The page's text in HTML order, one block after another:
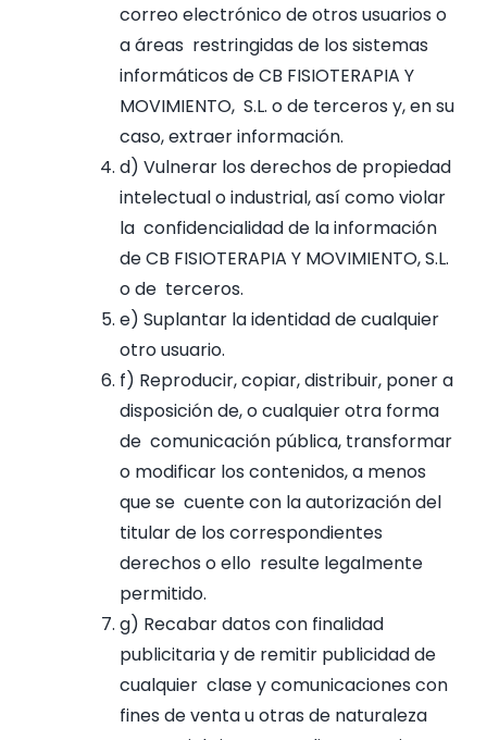
correo electrónico de otros usuarios o
a áreas restringidas de los sistemas
informáticos de CB FISIOTERAPIA Y
MOVIMIENTO, S.L. o de terceros y, en su
caso, extraer información.
d) Vulnerar los derechos de propiedad
intelectual o industrial, así como violar
la confidencialidad de la información
de CB FISIOTERAPIA Y MOVIMIENTO, S.L.
o de terceros.
e) Suplantar la identidad de cualquier
otro usuario.
f) Reproducir, copiar, distribuir, poner a
disposición de, o cualquier otra forma
de comunicación pública, transformar
o modificar los contenidos, a menos
que se cuente con la autorización del
titular de los correspondientes
derechos o ello resulte legalmente
permitido.
g) Recabar datos con finalidad
publicitaria y de remitir publicidad de
cualquier clase y comunicaciones con
fines de venta u otras de naturaleza